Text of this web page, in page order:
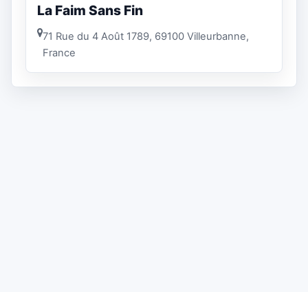
La Faim Sans Fin
71 Rue du 4 Août 1789, 69100 Villeurbanne,
France